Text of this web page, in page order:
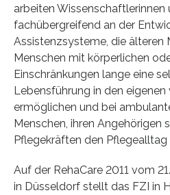
arbeiten
fachübergreifend an der
Assistenzsysteme, die älteren
Menschen mit körperlichen
Einschränkungen lange eine
Lebensführung in den eigenen
ermöglichen und bei
Menschen, ihren Angehörigen
Pflegekräften den Pflegealltag
Auf der RehaCare 2011 vom
in Düsseldorf stellt das FZI in